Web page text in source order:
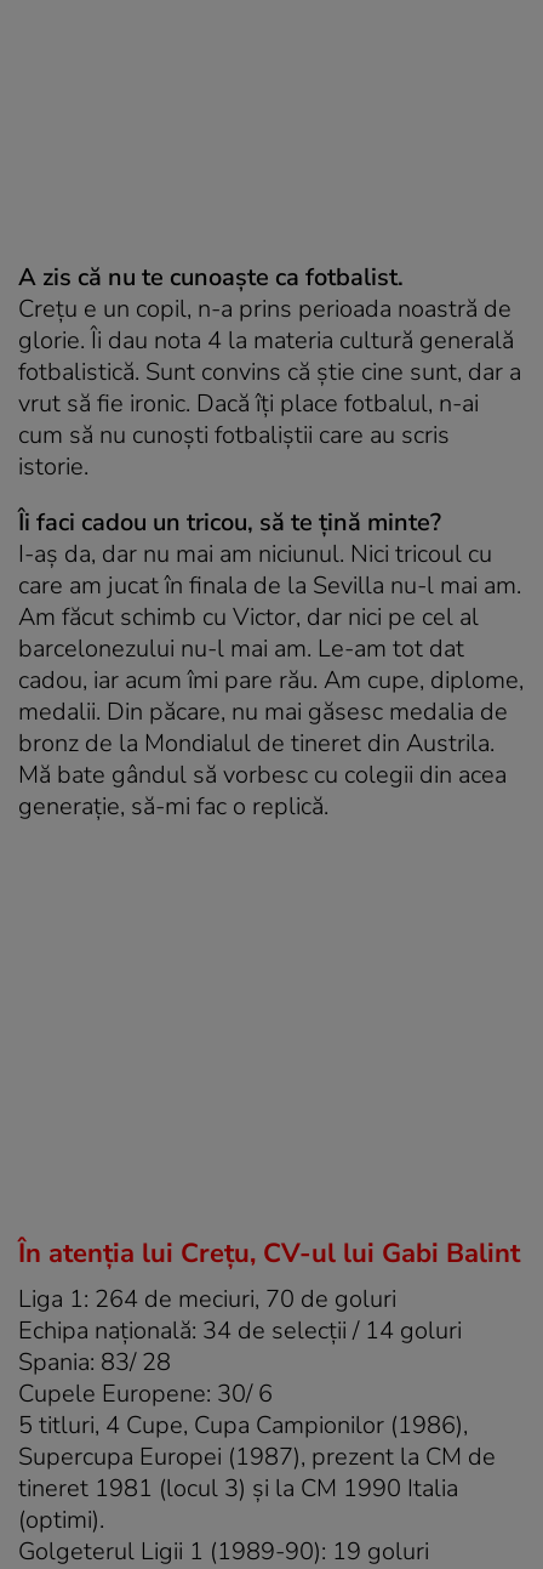
A zis că nu te cunoaște ca fotbalist.
Crețu e un copil, n-a prins perioada noastră de
glorie. Îi dau nota 4 la materia cultură generală
fotbalistică. Sunt convins că știe cine sunt, dar a
vrut să fie ironic. Dacă îți place fotbalul, n-ai
cum să nu cunoști fotbaliștii care au scris
istorie.
Îi faci cadou un tricou, să te țină minte?
I-aș da, dar nu mai am niciunul. Nici tricoul cu
care am jucat în finala de la Sevilla nu-l mai am.
Am făcut schimb cu Victor, dar nici pe cel al
barcelonezului nu-l mai am. Le-am tot dat
cadou, iar acum îmi pare rău. Am cupe, diplome,
medalii. Din păcare, nu mai găsesc medalia de
bronz de la Mondialul de tineret din Austrila.
Mă bate gândul să vorbesc cu colegii din acea
generație, să-mi fac o replică.
În atenția lui Crețu, CV-ul lui Gabi Balint
Liga 1: 264 de meciuri, 70 de goluri
Echipa națională: 34 de selecții / 14 goluri
Spania: 83/ 28
Cupele Europene: 30/ 6
5 titluri, 4 Cupe, Cupa Campionilor (1986),
Supercupa Europei (1987), prezent la CM de
tineret 1981 (locul 3) și la CM 1990 Italia
(optimi).
Golgeterul Ligii 1 (1989-90): 19 goluri